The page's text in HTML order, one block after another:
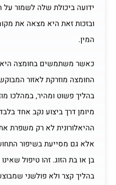
ידועה ביכולת שלה לשמור
ובזכות זאת היא מצאה את
המין.
כאשר משתמשים בחומצה
החומצה מוזרקת לאזור
בהליך פשוט ומהיר, במהלכו
מיומן דרך ביצוע נקב אחד
ההיאלורונית לא רק משפרת
אלא גם מסייעת בשיפור
בן או בת הזוג. זהו טיפול
בהליך קצר ולא פולשני